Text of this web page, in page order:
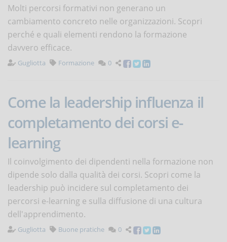
Molti percorsi formativi non generano un
cambiamento concreto nelle organizzazioni. Scopri
perché e quali elementi rendono la formazione
davvero efficace.
Gugliotta Formazione 0
Come la leadership influenza il
completamento dei corsi e-
learning
Il coinvolgimento dei dipendenti nella formazione non
dipende solo dalla qualità dei corsi. Scopri come la
leadership può incidere sul completamento dei
percorsi e-learning e sulla diffusione di una cultura
dell'apprendimento.
Gugliotta Buone pratiche 0